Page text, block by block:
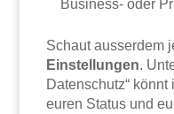
Business- oder
Schaut ausserdem
Einstellungen.
Datenschutz“
euren Status und